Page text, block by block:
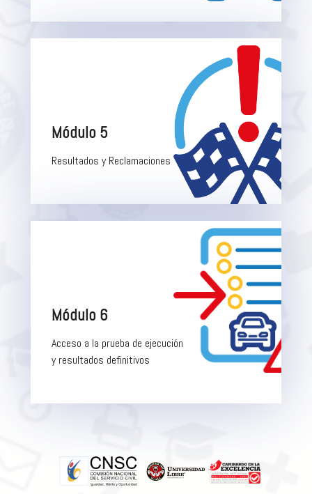
Módulo 5
Resultados y Reclamaciones
Módulo 6
Acceso a la prueba de ejecución
y resultados definitivos